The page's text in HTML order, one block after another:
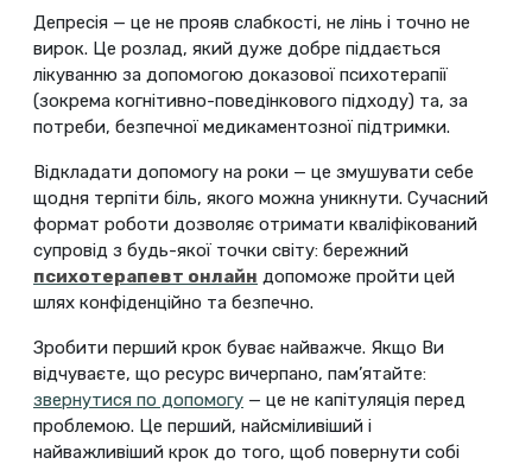
Депресія — це не прояв слабкості, не лінь і точно не
вирок. Це розлад, який дуже добре піддається
лікуванню за допомогою доказової психотерапії
(зокрема когнітивно-поведінкового підходу) та, за
потреби, безпечної медикаментозної підтримки.
Відкладати допомогу на роки — це змушувати себе
щодня терпіти біль, якого можна уникнути. Сучасний
формат роботи дозволяє отримати кваліфікований
супровід з будь-якої точки світу: бережний
психотерапевт онлайн допоможе пройти цей
шлях конфіденційно та безпечно.
Зробити перший крок буває найважче. Якщо Ви
відчуваєте, що ресурс вичерпано, пам’ятайте:
звернутися по допомогу — це не капітуляція перед
проблемою. Це перший, найсміливіший і
найважливіший крок до того, щоб повернути собі